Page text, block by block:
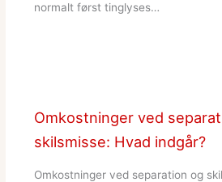
normalt først tinglyses…
Omkostninger ved
skilsmisse: Hvad indgår?
Omkostninger ved separation og